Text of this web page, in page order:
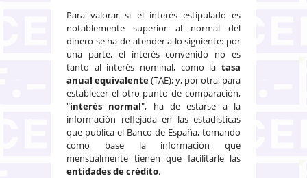
Para valorar si el interés estipulado es
notablemente superior al normal del
dinero se ha de atender a lo siguiente: por
una parte, el interés convenido no es
tanto al interés nominal, como la tasa
anual equivalente(TAE); y, por otra, para
establecer el otro punto de comparación,
"interés normal", ha de estarse a la
información reflejada en las estadísticas
que publica el Banco de España, tomando
como base la información que
mensualmente tienen que facilitarle las
entidades de crédito.